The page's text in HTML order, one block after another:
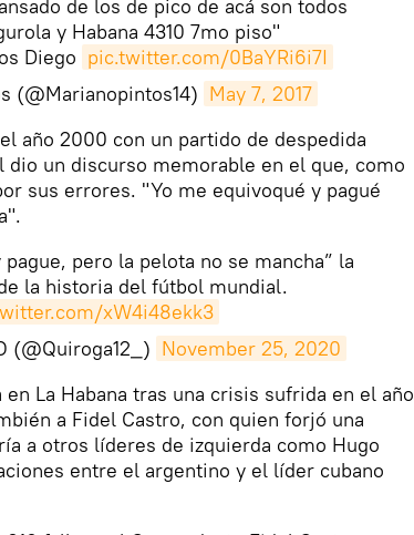
de los de pico de acá son todos
y Habana 4310 7mo piso"
Diego pic.twitter.com/0BaYRi6i7I
(@Marianopintos14) May 7, 2017
año 2000 con un partido de despedida
un discurso memorable en el que, como
sus errores. "Yo me equivoqué y pagué
pero la pelota no se mancha” la
la historia del fútbol mundial.
xW4i48ekk3
(@Quiroga12_) November 25, 2020
La Habana tras una crisis sufrida en el año
a Fidel Castro, con quien forjó una
a otros líderes de izquierda como Hugo
entre el argentino y el líder cubano